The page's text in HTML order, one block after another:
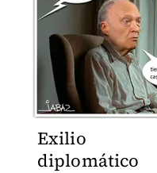
Exilio
diplomático